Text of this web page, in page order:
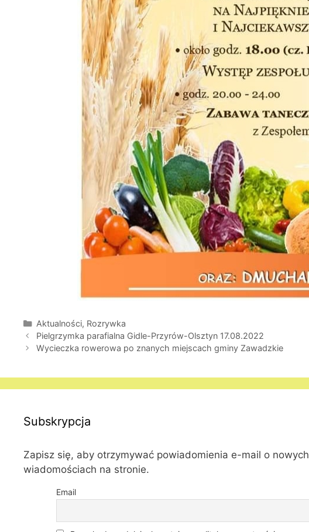
Kategorie
Aktualności, Rozrywka
Pielgrzymka parafialna Gidle-Przyrów-Olsztyn 17.08.2022
Wycieczka rowerowa po znanych miejscach gminy Zawadzkie
Subskrypcja
Zapisz się, aby otrzymywać powiadomienia e-mail o nowych
wiadomościach na stronie.
Email